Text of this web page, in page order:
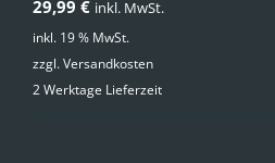
29,99 € inkl. MwSt.
inkl. 19 % MwSt.
zzgl.Versandkosten
2 Werktage Lieferzeit